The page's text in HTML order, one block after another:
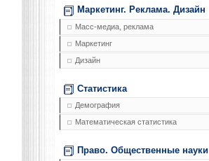
Маркетинг. Реклама. Дизайн
Масс-медиа, реклама
Маркетинг
Дизайн
Статистика
Демография
Математическая статистика
Право. Общественные науки